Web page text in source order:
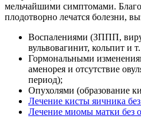
мельчайшими симптомами.
плодотворно лечатся болезни,
Воспалениями (ЗППП,
вульвовагинит, кольпит и
Гормональными
аменорея и отсутствие
период);
Опухолями (образование
Лечение кисты яичника
Лечение миомы матки без